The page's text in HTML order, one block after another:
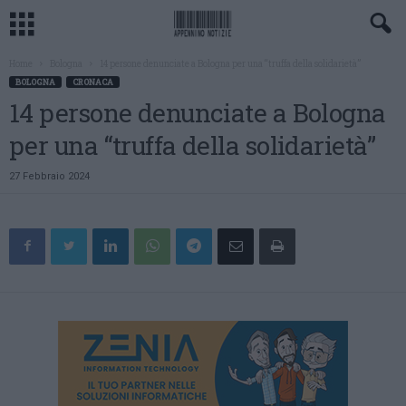
BOLOGNA CRONACA
14 persone denunciate a Bologna
per una “truffa della solidarietà”
27 Febbraio 2024